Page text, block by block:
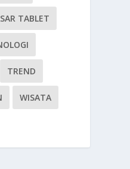
TABLET
TREND
WISATA